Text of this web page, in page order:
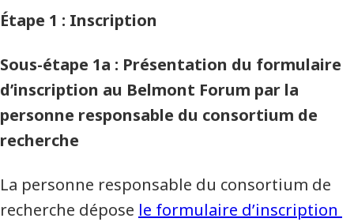
Étape 1 : Inscription
Sous-étape 1a : Présentation du formulaire
d’inscription au Belmont Forum par la
personne responsable du consortium de
recherche
La personne responsable du consortium de
recherche dépose le formulaire d’inscription